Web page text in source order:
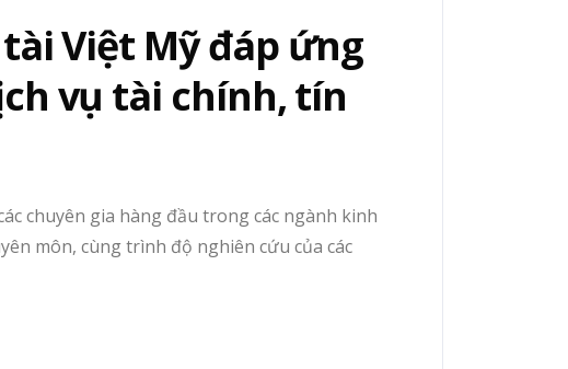
Việt Mỹ đáp ứng
vụ tài chính, tín
chuyên gia hàng đầu trong các ngành kinh
môn, cùng trình độ nghiên cứu của các